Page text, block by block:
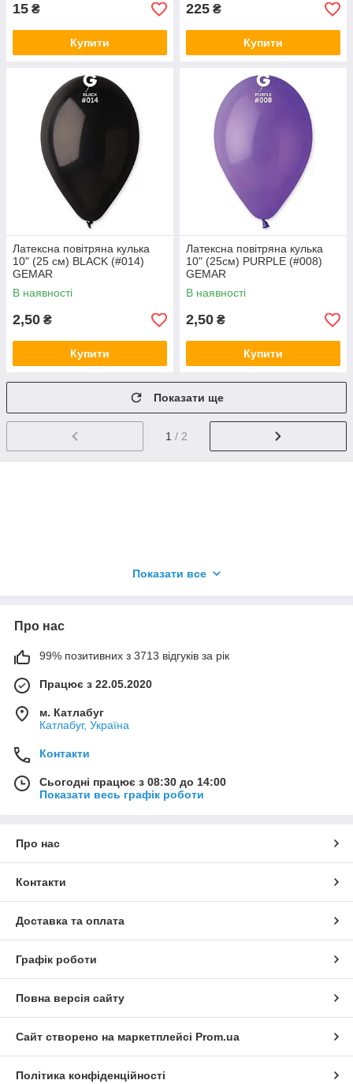
15 ₴
Купити
225 ₴
Купити
Латексна повітряна кулька
10" (25 см) BLACK (#014)
GEMAR
В наявності
2,50 ₴
Купити
Латексна повітряна кулька
10" (25см) PURPLE (#008)
GEMAR
В наявності
2,50 ₴
Купити
Показати ще
1 / 2
Щоб купити даний товар заповніть форму замовлення
Наші менеджери із задоволенням допоможуть підібрати
для Вас товар під будь-яке свято.
Показати все
Про нас
99% позитивних з 3713 відгуків за рік
Працює з 22.05.2020
м. Катлабуг
Катлабуг, Україна
Контакти
Сьогодні працює з 08:30 до 14:00
Показати весь графік роботи
Про нас
Контакти
Доставка та оплата
Графік роботи
Повна версія сайту
Сайт створено на маркетплейсі Prom.ua
Політика конфіденційності